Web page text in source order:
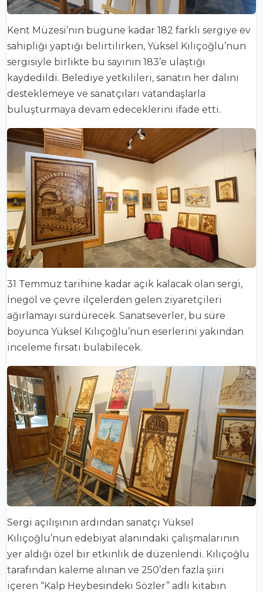
Kent Müzesi’nin bugüne kadar 182 farklı sergiye ev
sahipliği yaptığı belirtilirken, Yüksel Kılıçoğlu’nun
sergisiyle birlikte bu sayının 183’e ulaştığı
kaydedildi. Belediye yetkilileri, sanatın her dalını
desteklemeye ve sanatçıları vatandaşlarla
buluşturmaya devam edeceklerini ifade etti.
31 Temmuz tarihine kadar açık kalacak olan sergi,
İnegöl ve çevre ilçelerden gelen ziyaretçileri
ağırlamayı sürdürecek. Sanatseverler, bu süre
boyunca Yüksel Kılıçoğlu’nun eserlerini yakından
inceleme fırsatı bulabilecek.
Sergi açılışının ardından sanatçı Yüksel
Kılıçoğlu’nun edebiyat alanındaki çalışmalarının
yer aldığı özel bir etkinlik de düzenlendi. Kılıçoğlu
tarafından kaleme alınan ve 250’den fazla şiiri
içeren “Kalp Heybesindeki Sözler” adlı kitabın